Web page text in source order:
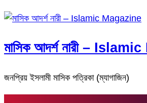
মাসিক আদর্শ নারী –
জনপ্রিয় ইসলামী মাসিক পত্রিকা (ম্যাগাজিন)